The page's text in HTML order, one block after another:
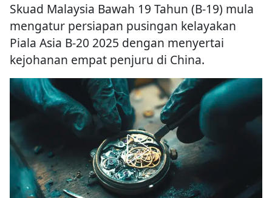
Skuad Malaysia Bawah 19 Tahun (B-19) mula
mengatur persiapan pusingan kelayakan
Piala Asia B-20 2025 dengan menyertai
kejohanan empat penjuru di China.